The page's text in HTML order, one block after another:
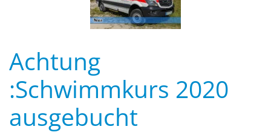
Achtung
:Schwimmkurs 2020
ausgebucht